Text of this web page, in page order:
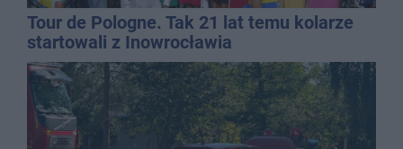
Tour de Pologne. Tak 21 lat temu kolarze
startowali z Inowrocławia